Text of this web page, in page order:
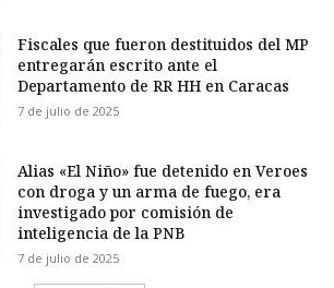
Fiscales que fueron destituidos del MP
entregarán escrito ante el
Departamento de RR HH en Caracas
7 de julio de 2025
Alias «El Niño» fue detenido en Veroes
con droga y un arma de fuego, era
investigado por comisión de
inteligencia de la PNB
7 de julio de 2025